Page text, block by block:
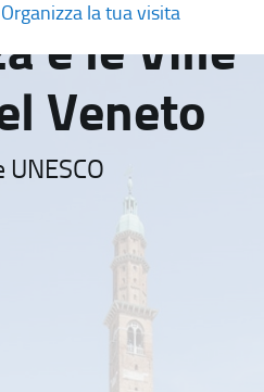
Organizza la tua visita
e le Ville
Veneto